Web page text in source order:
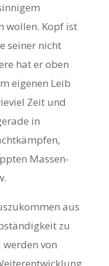
wollen. Kopf ist
seiner nicht
hat er oben
eigenen Leib
Zeit und
in
Massen-
aus
zu
von